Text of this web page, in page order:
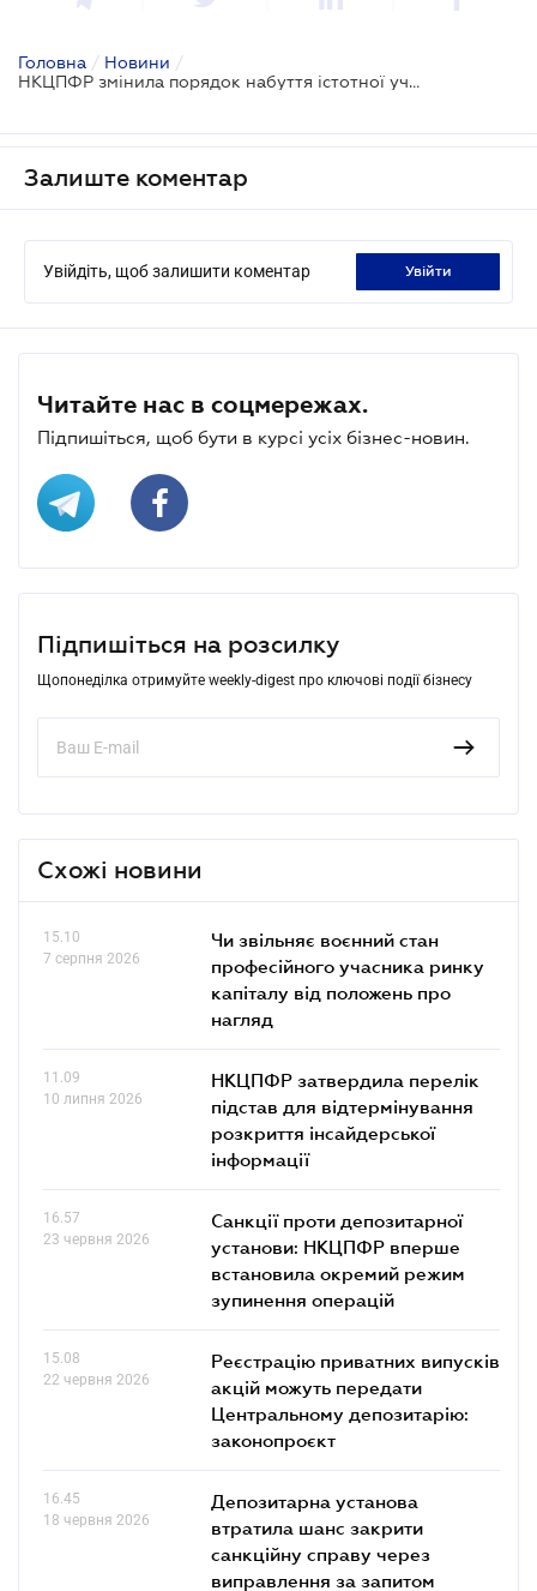
Головна / Новини /
НКЦПФР змінила порядок набуття істотної участі
Залиште коментар
Увійдіть, щоб залишити коментар увійти
Читайте нас в соцмережах.
Підпишіться, щоб бути в курсі усіх бізнес-новин.
Підпишіться на розсилку
Щопонеділка отримуйте weekly-digest про ключові події бізнесу
Схожі новини
15.10
7 серпня 2026
Чи звільняє воєнний стан
професійного учасника ринку
капіталу від положень про
нагляд
11.09
10 липня 2026
НКЦПФР затвердила перелік
підстав для відтермінування
розкриття інсайдерської
інформації
16.57
23 червня 2026
Санкції проти депозитарної
установи: НКЦПФР вперше
встановила окремий режим
зупинення операцій
15.08
22 червня 2026
Реєстрацію приватних випусків
акцій можуть передати
Центральному депозитарію:
законопроєкт
16.45
18 червня 2026
Депозитарна установа
втратила шанс закрити
санкційну справу через
виправлення за запитом